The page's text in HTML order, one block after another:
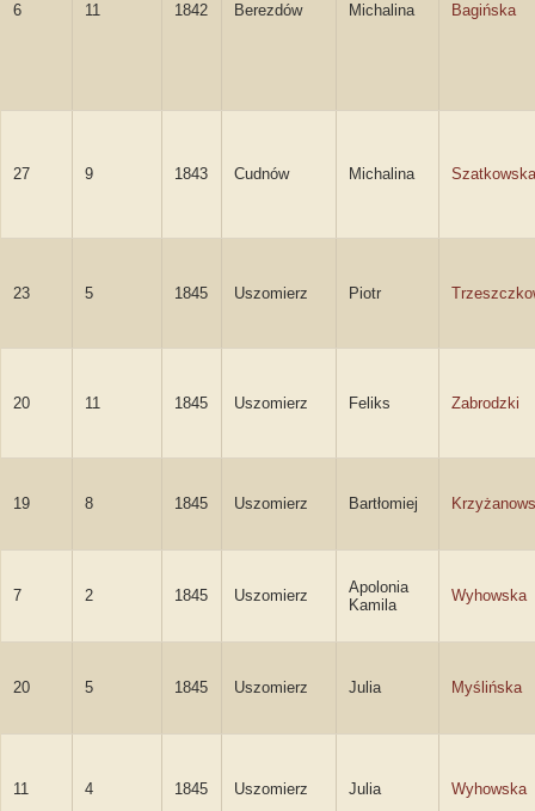
6 11 1842 Berezdów Michalina Bagińska
27 9 1843 Cudnów Michalina Szatkowska
23 5 1845 Uszomierz Piotr
20 11 1845 Uszomierz Feliks Zabrodzki
19 8 1845 Uszomierz Bartłomiej
7 2 1845 Uszomierz
Apolonia
Kamila
Wyhowska
20 5 1845 Uszomierz Julia Myślińska
11 4 1845 Uszomierz Julia Wyhowska